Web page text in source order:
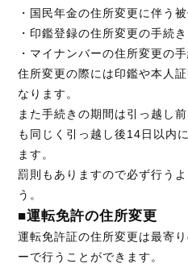
・国民年金の住所変更に伴う
・印鑑登録の住所変更の手続き
・マイナンバーの住所変更の手
住所変更の際には印鑑や本人
なります。
また手続きの期間は引っ越し
も同じく引っ越し後14日以内
ます。
罰則もありますので必ず行う
う。
■運転免許の住所変更
運転免許証の住所変更は最寄
ーで行うことができます。